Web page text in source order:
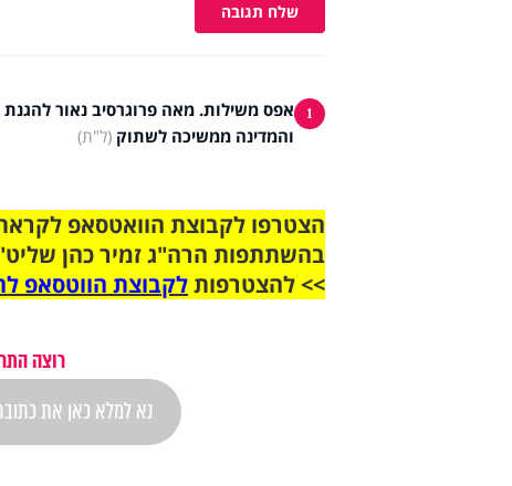
שלח תגובה
1 אפס משילות. מאה פרוגרסיב נאור להגנת
והמדינה ממשיכה לשתוק (ל"ת)
בהשתתפות הרה"ג זמיר כהן
>> להצטרפותלקבוצת הווטסאפ
רוצה